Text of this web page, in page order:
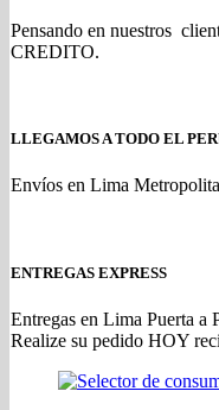
Pensando en nuestros
CREDITO.
LLEGAMOS A TODO EL
Envíos en Lima
ENTREGAS EXPRESS
Entregas en Lima Puerta a
Realize su pedido HOY